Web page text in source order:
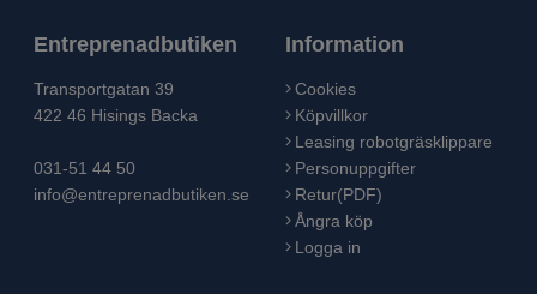
Entreprenadbutiken
Transportgatan 39
422 46 Hisings Backa
031-51 44 50
info@entreprenadbutiken.se
Information
Cookies
Köpvillkor
Leasing robotgräsklippare
Personuppgifter
Retur(PDF)
Ångra köp
Logga in